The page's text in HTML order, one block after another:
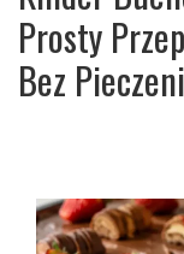
Prosty
Bez